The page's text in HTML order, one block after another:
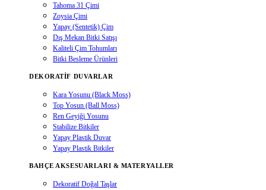
Tahoma 31 Çimi
Zoysia Çimi
Yapay (Sentetik) Çim
Dış Mekan Bitki Satışı
Kaliteli Çim Tohumları
Bitki Besleme Ürünleri
DEKORATIF DUVARLAR
Kara Yosunu (Black Moss)
Top Yosun (Ball Moss)
Ren Geyiği Yosunu
Stabilize Bitkiler
Yapay Plastik Duvar
Yapay Plastik Bitkiler
BAHÇE AKSESUARLARI & MATERYALLER
Dekoratif Doğal Taşlar